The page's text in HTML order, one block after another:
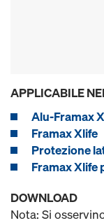
APPLICABILE
Alu-Framax
Framax Xlife
Protezione
Framax Xlife
DOWNLOAD
Nota: Si